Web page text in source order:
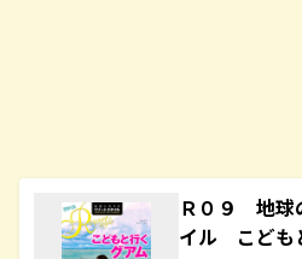
Ｒ０９ 地球
イル こども